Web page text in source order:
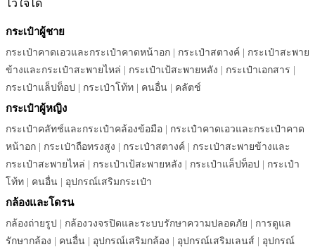
ไว้ใจได้
กระเป๋าผู้ชาย
กระเป๋าคาดเอวและกระเป๋าคาดหน้าอก | กระเป๋าสตางค์ | กระเป๋าสะพาย
ข้างและกระเป๋าสะพายไหล่ | กระเป๋าเป้สะพายหลัง | กระเป๋าเอกสาร |
กระเป๋าแล็ปท็อป | กระเป๋าโท้ท | คนอื่น | คลัตช์
กระเป๋าผู้หญิง
กระเป๋าคลัทช์และกระเป๋าคล้องข้อมือ | กระเป๋าคาดเอวและกระเป๋าคาด
หน้าอก | กระเป๋าถือทรงสูง | กระเป๋าสตางค์ | กระเป๋าสะพายข้างและ
กระเป๋าสะพายไหล่ | กระเป๋าเป้สะพายหลัง | กระเป๋าแล็ปท็อป | กระเป๋า
โท้ท | คนอื่น | อุปกรณ์เสริมกระเป๋า
กล้องและโดรน
กล้องถ่ายรูป | กล้องวงจรปิดและระบบรักษาความปลอดภัย | การดูแล
รักษากล้อง | คนอื่น | อุปกรณ์เสริมกล้อง | อุปกรณ์เสริมเลนส์ | อุปกรณ์